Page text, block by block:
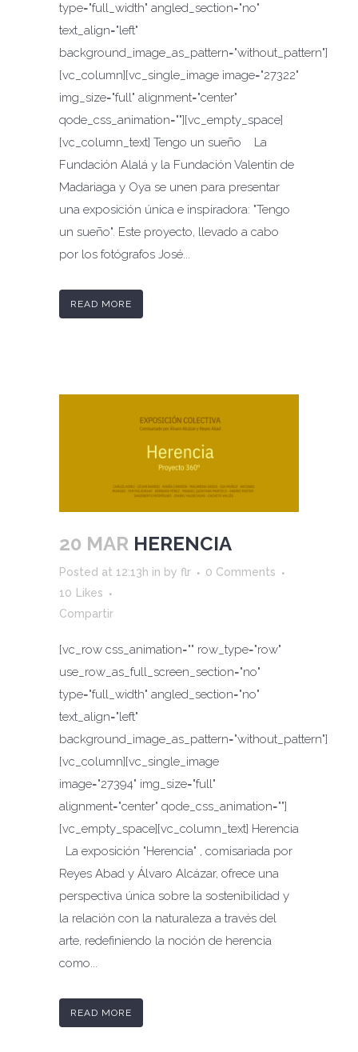
type="full_width" angled_section="no"
text_align="left"
background_image_as_pattern="without_pattern"]
[vc_column][vc_single_image image="27322"
img_size="full" alignment="center"
qode_css_animation=""][vc_empty_space]
[vc_column_text] Tengo un sueño La
Fundación Alalá y la Fundación Valentin de
Madariaga y Oya se unen para presentar
una exposición única e inspiradora: "Tengo
un sueño". Este proyecto, llevado a cabo
por los fotógrafos José...
READ MORE
20 MAR HERENCIA
Posted at 12:13h in by flr
0 Comments
10
Likes
Compartir
[vc_row css_animation="" row_type="row"
use_row_as_full_screen_section="no"
type="full_width" angled_section="no"
text_align="left"
background_image_as_pattern="without_pattern"]
[vc_column][vc_single_image
image="27394" img_size="full"
alignment="center" qode_css_animation=""]
[vc_empty_space][vc_column_text] Herencia
La exposición "Herencia" , comisariada por
Reyes Abad y Álvaro Alcázar, ofrece una
perspectiva única sobre la sostenibilidad y
la relación con la naturaleza a través del
arte, redefiniendo la noción de herencia
como...
READ MORE